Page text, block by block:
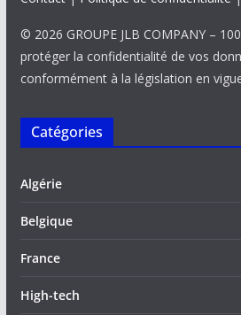
© 2026 GROUPE JLB COMPANY –
protéger la confidentialité de vos
conformément à la législation en
Catégories
Algérie
Belgique
France
High-tech